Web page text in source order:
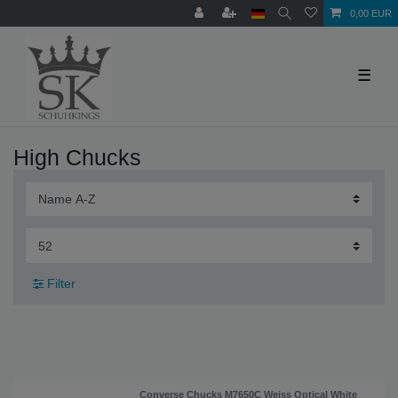
0,00 EUR
☰
High Chucks
Filter
Converse Chucks M7650C Weiss Optical White